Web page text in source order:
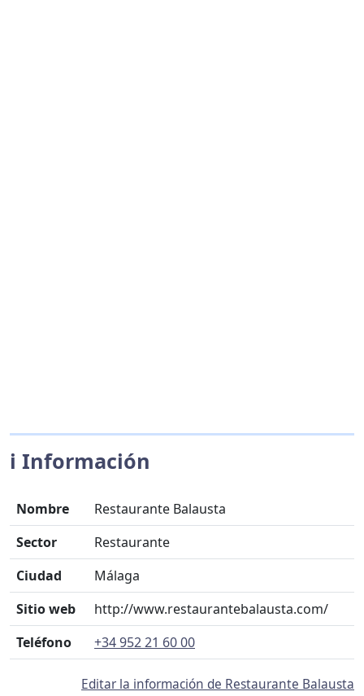
ℹ️ Información
Nombre
Restaurante Balausta
Sector
Restaurante
Ciudad
Málaga
Sitio web
http://www.restaurantebalausta.com/
Teléfono
+34 952 21 60 00
Editar la información de Restaurante Balausta